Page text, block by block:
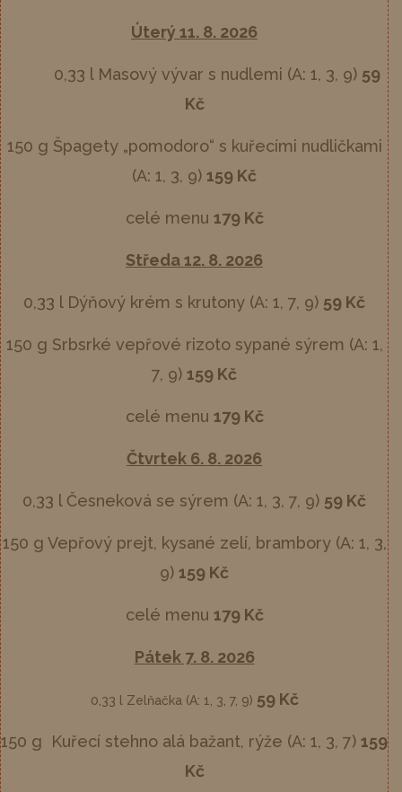
Úterý 11. 8. 2026
0,33 l Masový vývar s nudlemi (A: 1, 3, 9) 59
Kč
150 g Špagety „pomodoro“ s kuřecími nudličkami
(A: 1, 3, 9) 159 Kč
celé menu 179 Kč
Středa 12. 8. 2026
0,33 l Dýňový krém s krutony (A: 1, 7, 9) 59 Kč
150 g Srbsrké vepřové rizoto sypané sýrem (A: 1,
7, 9) 159 Kč
celé menu 179 Kč
Čtvrtek 6. 8. 2026
0,33 l Česneková se sýrem (A: 1, 3, 7, 9) 59 Kč
150 g Vepřový prejt, kysané zelí, brambory (A: 1, 3,
9) 159 Kč
celé menu 179 Kč
Pátek 7. 8. 2026
0,33 l Zelňačka (A: 1, 3, 7, 9) 59 Kč
150 g Kuřecí stehno alá bažant, rýže (A: 1, 3, 7) 159
Kč